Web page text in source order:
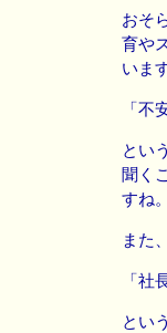
おそ
育や
いま
「不
とい
聞く
すね
また、
「
とい